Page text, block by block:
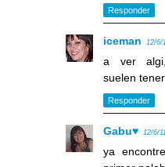
Responder
iceman 12/6/
a ver
suelen
Responder
Gabu♥ 12/6/
ya